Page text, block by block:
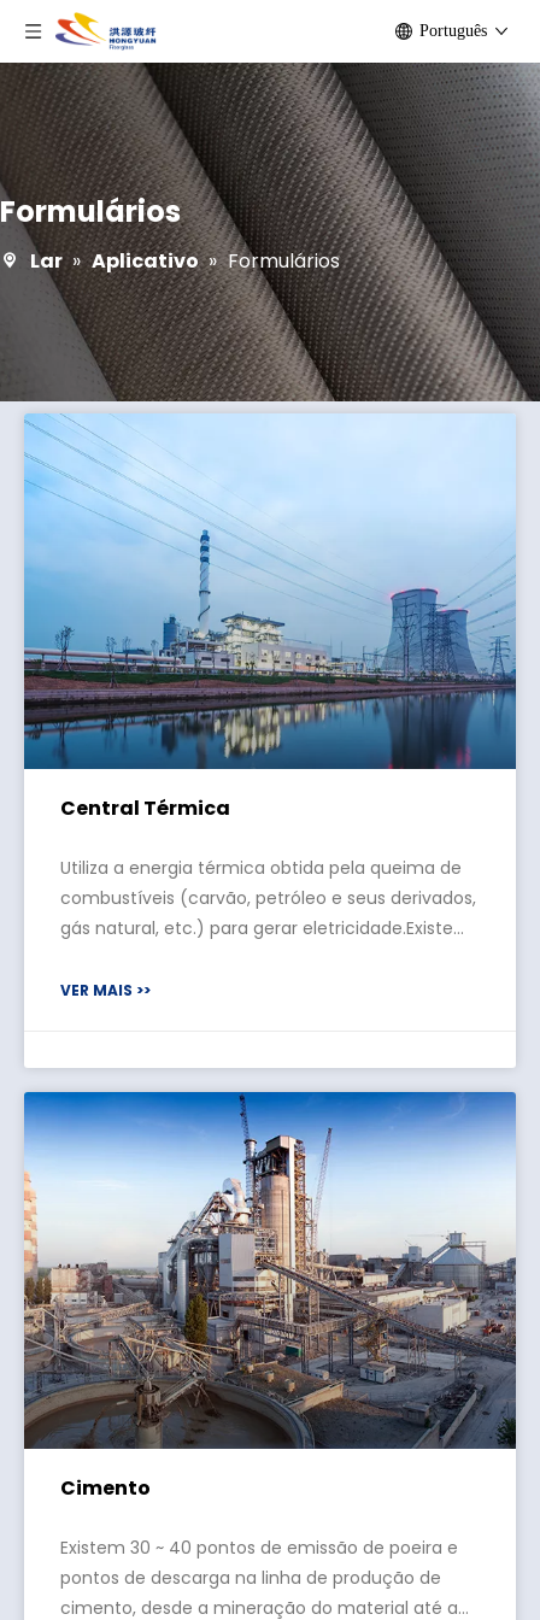
Português
Formulários
Lar » Aplicativo » Formulários
Central Térmica
Utiliza a energia térmica obtida pela queima de
combustíveis (carvão, petróleo e seus derivados,
gás natural, etc.) para gerar eletricidade.Existem
geração de energia térmica: usando caldeiras
VER MAIS >>
Cimento
Existem 30 ~ 40 pontos de emissão de poeira e
pontos de descarga na linha de produção de
cimento, desde a mineração do material até a